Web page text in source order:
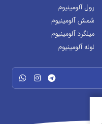
رول آلومینیوم
شمش آلومینیوم
میلگرد آلومینیوم
لوله آلومینیوم